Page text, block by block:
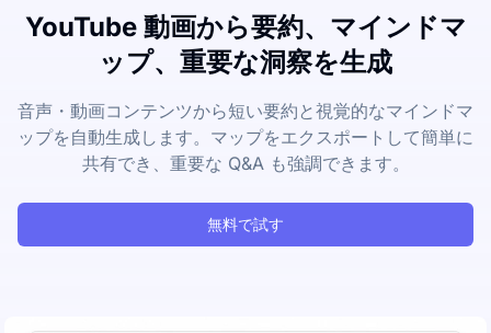
YouTube 動画から要約、マインドマ
ップ、重要な洞察を生成
音声・動画コンテンツから短い要約と視覚的なマインドマ
ップを自動生成します。マップをエクスポートして簡単に
共有でき、重要な Q&A も強調できます。
無料で試す